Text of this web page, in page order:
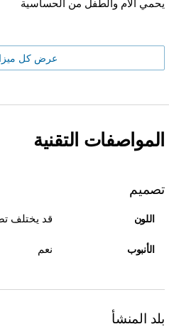
يحمي الأم والطفل من الحساسية
عرض كل
المواصفات التقنية
تصميم
اللون قد يختلف
الأنبوب نعم
بلد المنشأ